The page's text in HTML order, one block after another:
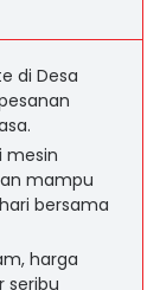
di Desa
mesin
mampu
bersama
harga
seribu